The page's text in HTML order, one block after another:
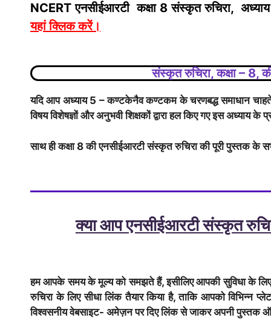
NCERT एनसीईआरटी कक्षा 8 संस्कृत रुचिरा,
यहां क्लिक करें।
संस्कृत रुचिरा, कक्षा – 8,
यदि आप अध्याय 5 – कण्टकेनैव कण्टकम के चरणबद्ध समाधान
विषय विशेषज्ञों और अनुभवी शिक्षकों द्वारा हल किए गए इस अध्याय
साथ ही कक्षा 8 की एनसीईआरटी संस्कृत रुचिरा की पूरी पुस्तक के
क्या आप एनसीईआरटी संस्कृत
हम आपके समय के मूल्य को समझते हैं, इसीलिए आपकी सुविधा के
रुचिरा के लिए सीधा लिंक तैयार किया है, ताकि आपको विभिन्न
विश्वसनीय वेबसाइट- अमेज़न पर दिए लिंक से जाकर अपनी पुस्तक